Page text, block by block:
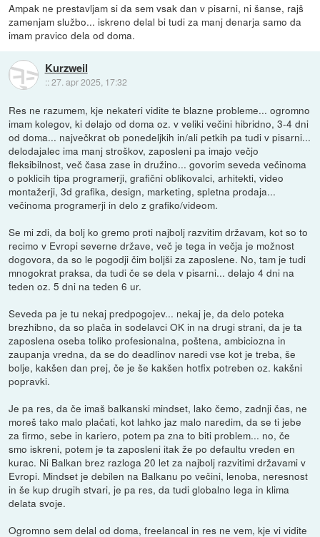
Ampak ne prestavljam si da sem vsak dan v pisarni, ni šanse, rajš
zamenjam službo... iskreno delal bi tudi za manj denarja samo da
imam pravico dela od doma.
Kurzweil
::27. apr 2025, 17:32
Res ne razumem, kje nekateri vidite te blazne probleme... ogromno
imam kolegov, ki delajo od doma oz. v veliki večini hibridno, 3-4 dni
od doma... največkrat ob ponedeljkih in/ali petkih pa tudi v pisarni...
delodajalec ima manj stroškov, zaposleni pa imajo večjo
fleksibilnost, več časa zase in družino... govorim seveda večinoma
o poklicih tipa programerji, grafični oblikovalci, arhitekti, video
montažerji, 3d grafika, design, marketing, spletna prodaja...
večinoma programerji in delo z grafiko/videom.
Se mi zdi, da bolj ko gremo proti najbolj razvitim državam, kot so to
recimo v Evropi severne države, več je tega in večja je možnost
dogovora, da so le pogodji čim boljši za zaposlene. No, tam je tudi
mnogokrat praksa, da tudi če se dela v pisarni... delajo 4 dni na
teden oz. 5 dni na teden 6 ur.
Seveda pa je tu nekaj predpogojev... nekaj je, da delo poteka
brezhibno, da so plača in sodelavci OK in na drugi strani, da je ta
zaposlena oseba toliko profesionalna, poštena, ambiciozna in
zaupanja vredna, da se do deadlinov naredi vse kot je treba, še
bolje, kakšen dan prej, če je še kakšen hotfix potreben oz. kakšni
popravki.
Je pa res, da če imaš balkanski mindset, lako čemo, zadnji čas, ne
moreš tako malo plačati, kot lahko jaz malo naredim, da se ti jebe
za firmo, sebe in kariero, potem pa zna to biti problem... no, če
smo iskreni, potem je ta zaposleni itak že po defaultu vreden en
kurac. Ni Balkan brez razloga 20 let za najbolj razvitimi državami v
Evropi. Mindset je debilen na Balkanu po večini, lenoba, neresnost
in še kup drugih stvari, je pa res, da tudi globalno lega in klima
delata svoje.
Ogromno sem delal od doma, freelancal in res ne vem, kje vi vidite